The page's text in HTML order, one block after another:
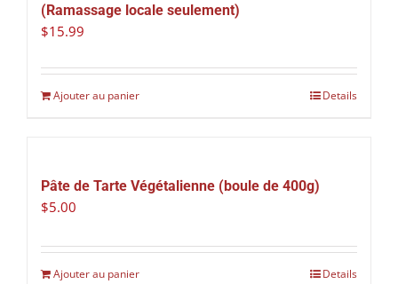
(Ramassage locale seulement)
$15.99
Ajouter au panier Details
Pâte de Tarte Végétalienne (boule de 400g)
$5.00
Ajouter au panier Details